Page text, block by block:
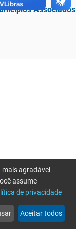
Associados
web more_horiz
Mais
agradável
assume
de privacidade
Aceitar todos